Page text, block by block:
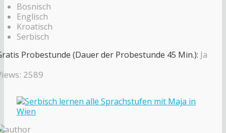
Bosnisch
Englisch
Kroatisch
Serbisch
Probestunde (Dauer der Probestunde 45 Min.): Ja
2589